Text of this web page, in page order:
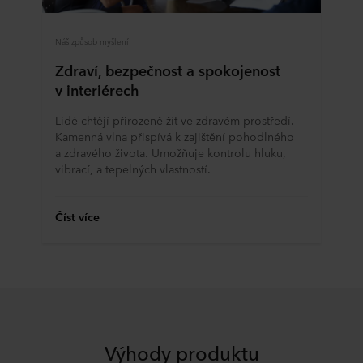
jsou k dispozici v Prohlášení o ochraně osobních
ROCKWOOL, která je správcem vašich osobních údajů.
Náš způsob myšlení
Zdraví, bezpečnost a spokojenost
v interiérech
Lidé chtějí přirozeně žít ve zdravém prostředí.
Kamenná vlna přispívá k zajištění pohodlného
a zdravého života. Umožňuje kontrolu hluku,
vibrací, a tepelných vlastností.
Číst více
Výhody produktu